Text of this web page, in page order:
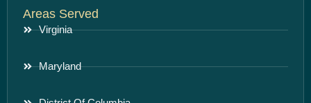
Areas Served
Virginia
Maryland